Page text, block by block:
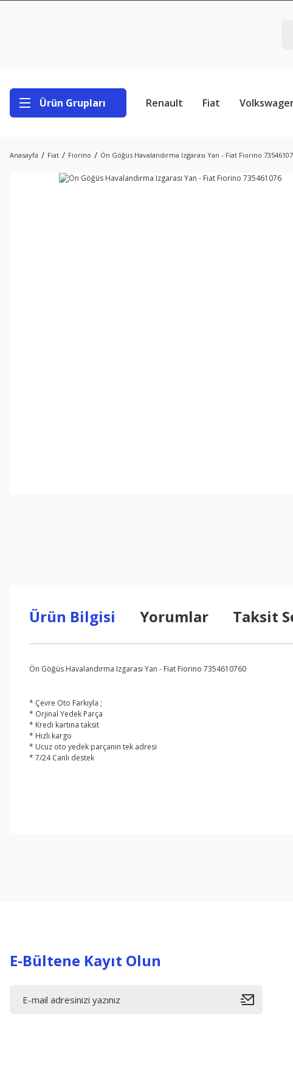
Ürün Grupları Renault Fiat
Anasayfa Fiat Fiorino Ön Göğüs Havalandırma Izgarası Yan - Fiat Fiorino
Ürün Bilgisi Yorumlar Taksit
Ön Göğüs Havalandırma Izgarası Yan - Fiat Fiorino 7354610760
* Çevre Oto Farkıyla ;
* Orjinal Yedek Parça
* Kredi kartına taksit
* Hızlı kargo
* Ucuz oto yedek parçanın tek adresi
* 7/24 Canlı destek
E-Bültene Kayıt Olun